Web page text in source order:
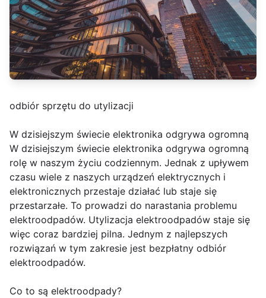
odbiór sprzętu do utylizacji
W dzisiejszym świecie elektronika odgrywa ogromną
W dzisiejszym świecie elektronika odgrywa ogromną
rolę w naszym życiu codziennym. Jednak z upływem
czasu wiele z naszych urządzeń elektrycznych i
elektronicznych przestaje działać lub staje się
przestarzałe. To prowadzi do narastania problemu
elektroodpadów. Utylizacja elektroodpadów staje się
więc coraz bardziej pilna. Jednym z najlepszych
rozwiązań w tym zakresie jest bezpłatny odbiór
elektroodpadów.
Co to są elektroodpady?